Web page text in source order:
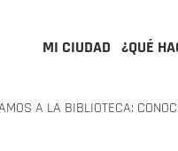
MI CIUDAD ¿QUÉ
A LA BIBLIOTECA: